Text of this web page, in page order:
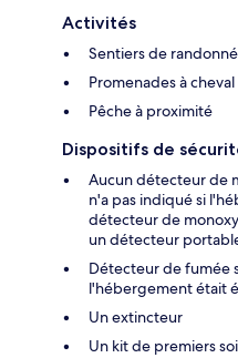
Activités
Sentiers de
Promenades à
Pêche à proximité
Dispositifs de
Aucun détecteur de
n'a pas indiqué si
détecteur de
un détecteur
Détecteur de fumée
l'hébergement était
Un extincteur
Un kit de premiers